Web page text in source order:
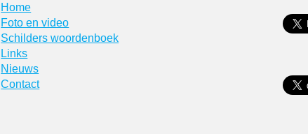
Home
Foto en video
Schilders woordenboek
Links
Nieuws
Contact